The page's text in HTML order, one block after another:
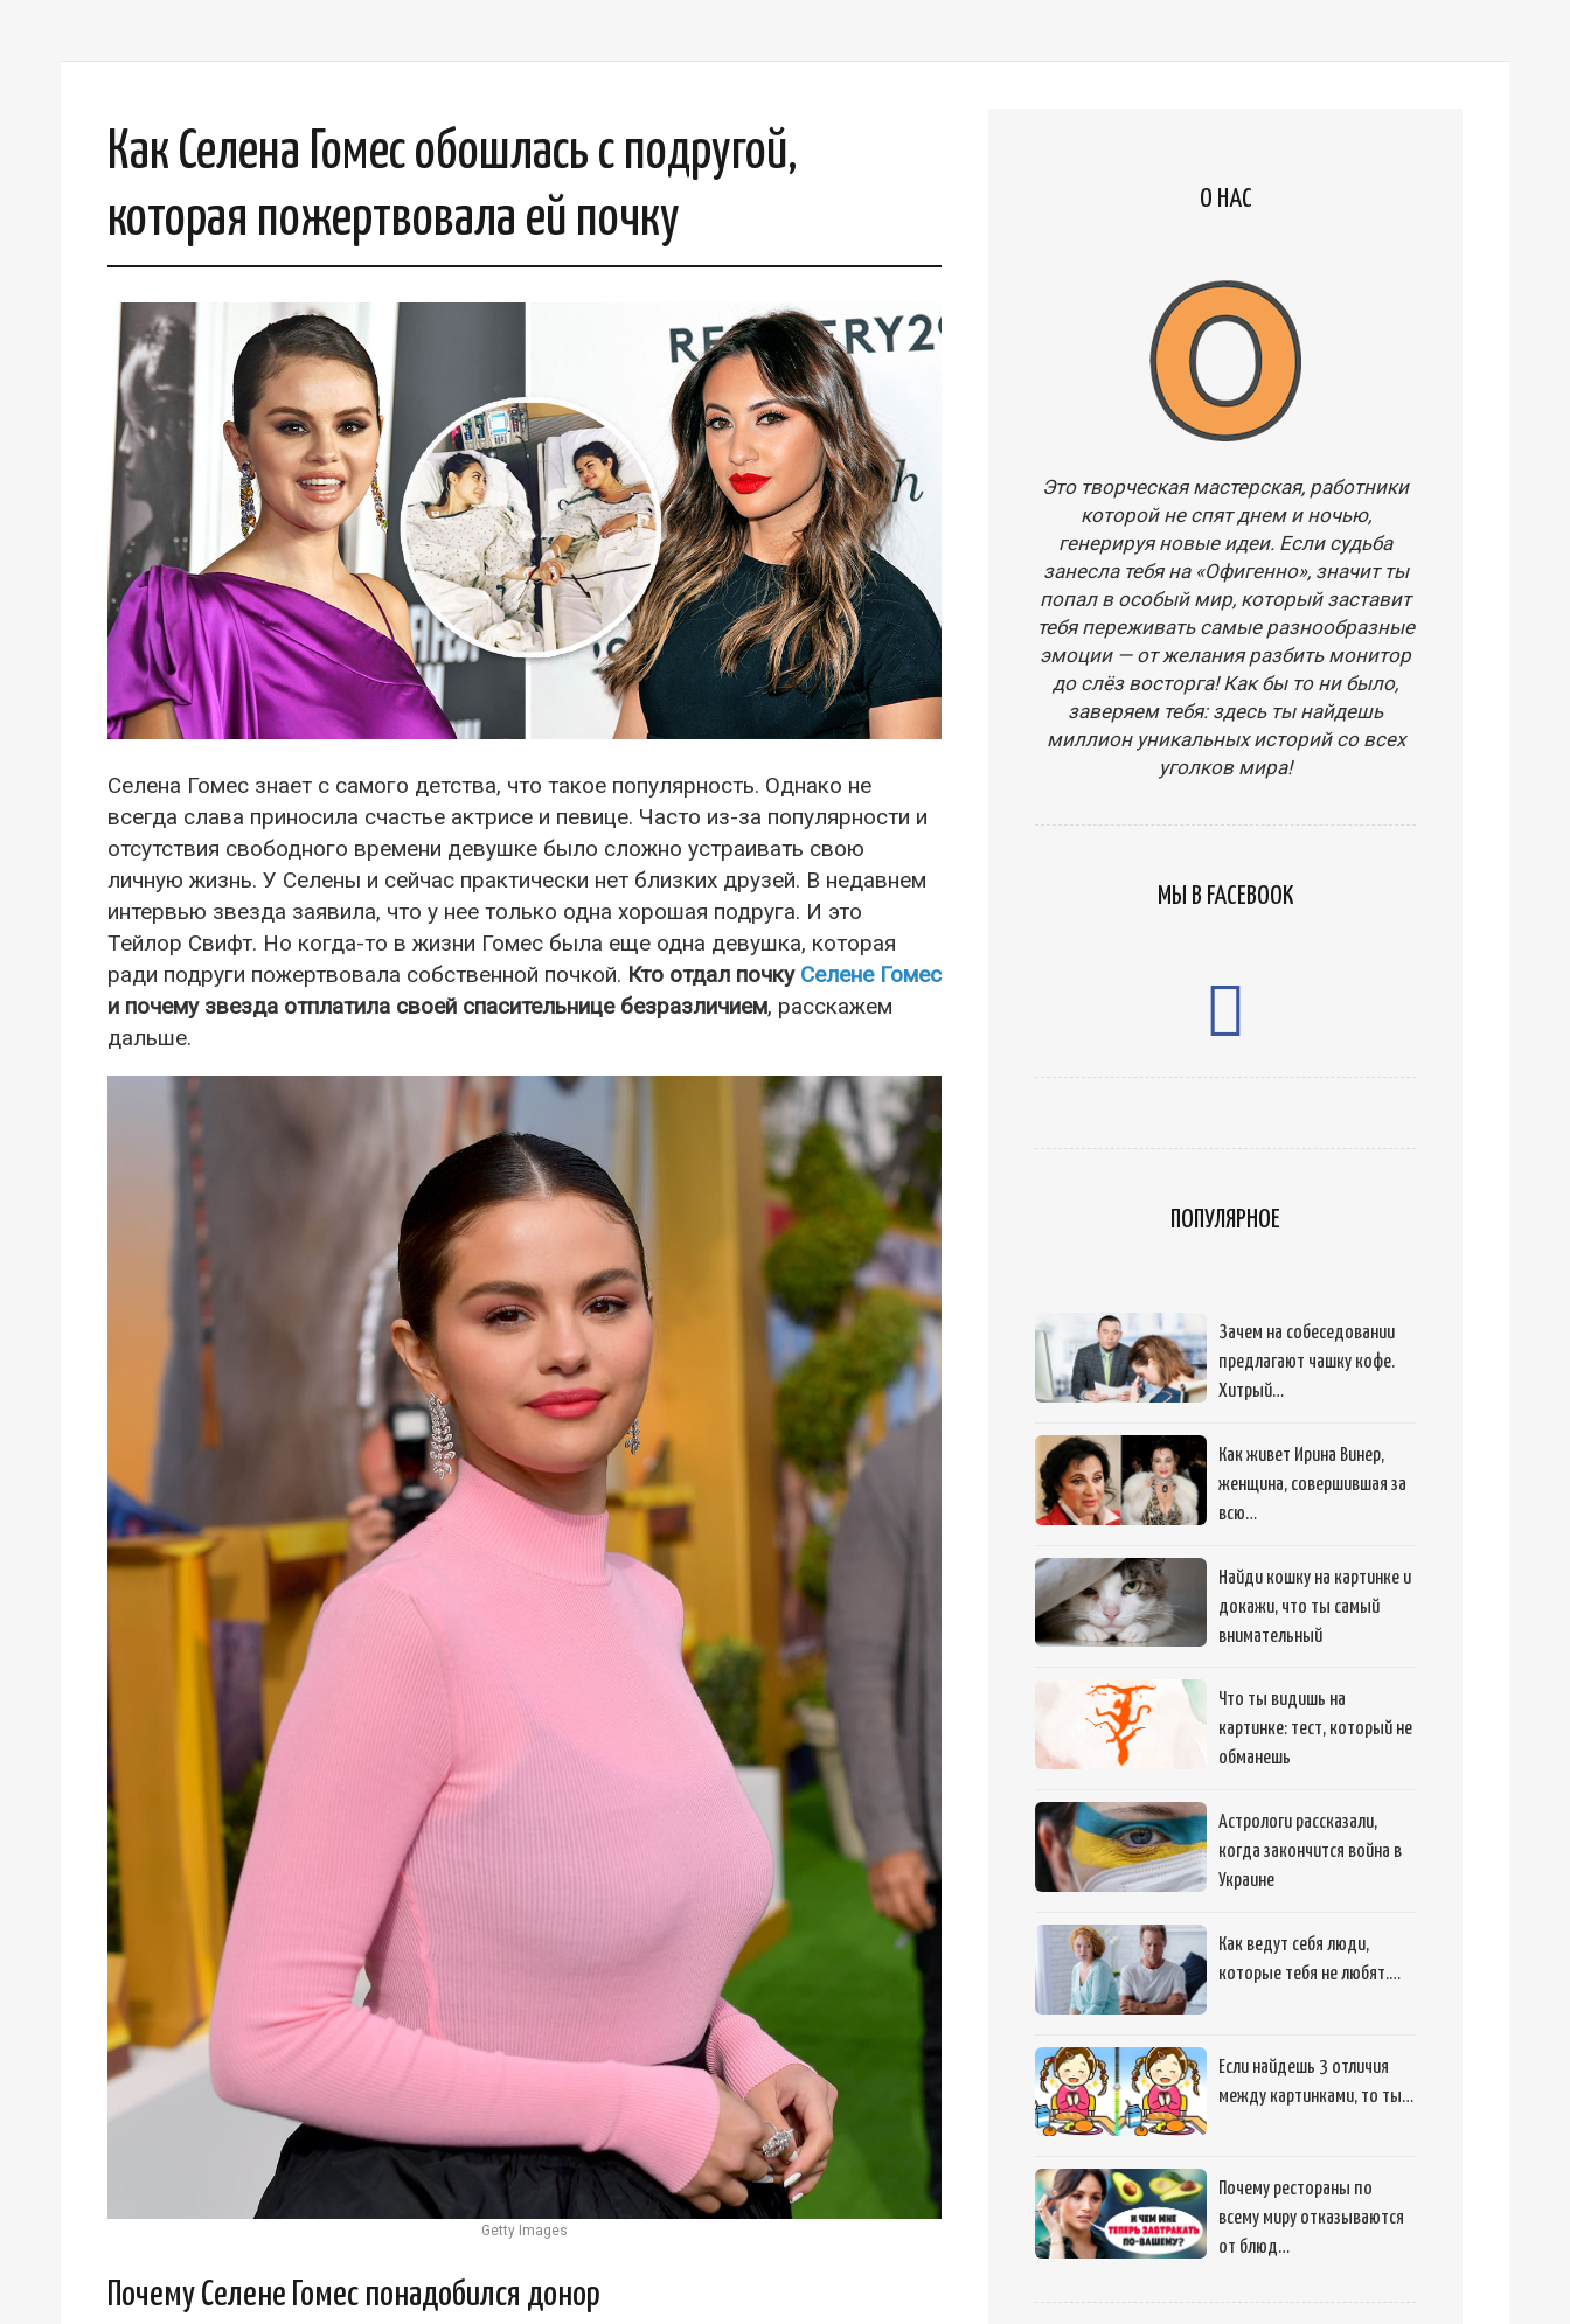
Как Селена Гомес обошлась с подругой,
которая пожертвовала ей почку
Селена Гомес знает с самого детства, что такое популярность. Однако не
всегда слава приносила счастье актрисе и певице. Часто из-за популярности и
отсутствия свободного времени девушке было сложно устраивать свою
личную жизнь. У Селены и сейчас практически нет близких друзей. В недавнем
интервью звезда заявила, что у нее только одна хорошая подруга. И это
Тейлор Свифт. Но когда-то в жизни Гомес была еще одна девушка, которая
ради подруги пожертвовала собственной почкой. Кто отдал почку Селене Гомес
и почему звезда отплатила своей спасительнице безразличием, расскажем
дальше.
Getty Images
Почему Селене Гомес понадобился донор
О НАС
Это творческая мастерская, работники
которой не спят днем и ночью,
генерируя новые идеи. Если судьба
занесла тебя на «Офигенно», значит ты
попал в особый мир, который заставит
тебя переживать самые разнообразные
эмоции — от желания разбить монитор
до слёз восторга! Как бы то ни было,
заверяем тебя: здесь ты найдешь
миллион уникальных историй со всех
уголков мира!
МЫ В FACEBOOK
ПОПУЛЯРНОЕ
Зачем на собеседовании
предлагают чашку кофе.
Хитрый…
Как живет Ирина Винер,
женщина, совершившая за
всю…
Найди кошку на картинке и
докажи, что ты самый
внимательный
Что ты видишь на
картинке: тест, который не
обманешь
Астрологи рассказали,
когда закончится война в
Украине
Как ведут себя люди,
которые тебя не любят.…
Если найдешь 3 отличия
между картинками, то ты…
Почему рестораны по
всему миру отказываются
от блюд…